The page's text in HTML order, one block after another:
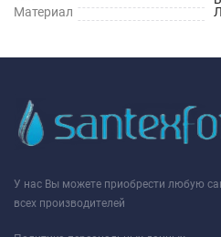
Материал
У нас Вы можете приобрести любую
всех производителей